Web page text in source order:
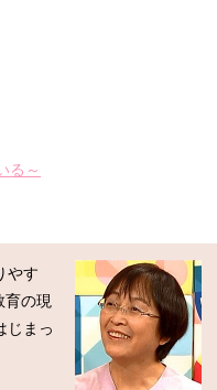
る～
やす
育の現
じまっ